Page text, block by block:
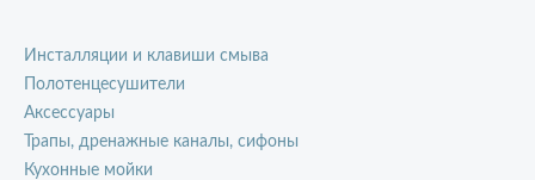
Инсталляции и клавиши смыва
Полотенцесушители
Аксессуары
Трапы, дренажные каналы, сифоны
Кухонные мойки